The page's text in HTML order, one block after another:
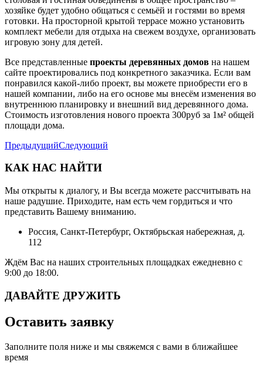
хозяйке будет удобно общаться с семьёй и гостями во время
готовки. На просторной крытой террасе можно установить
комплект мебели для отдыха на свежем воздухе, организовать
игровую зону для детей.
Все представленные проекты деревянных домов на нашем
сайте проектировались под конкретного заказчика. Если вам
понравился какой-либо проект, вы можете приобрести его в
нашей компании, либо на его основе мы внесём изменения во
внутреннюю планировку и внешний вид деревянного дома.
Стоимость изготовления нового проекта 300руб за 1м² общей
площади дома.
ПредыдущийСледующий
КАК НАС НАЙТИ
Мы открыты к диалогу, и Вы всегда можете рассчитывать на
наше радушие. Приходите, нам есть чем гордиться и что
представить Вашему вниманию.
Россия, Санкт-Петербург, Октябрьская набережная, д.
112
Ждём Вас на наших строительных площадках ежедневно с
9:00 до 18:00.
ДАВАЙТЕ ДРУЖИТЬ
Оставить заявку
Заполните поля ниже и мы свяжемся с вами в ближайшее
время